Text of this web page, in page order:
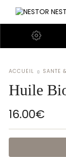
ACCUEIL SANTE
Huile
16.00€